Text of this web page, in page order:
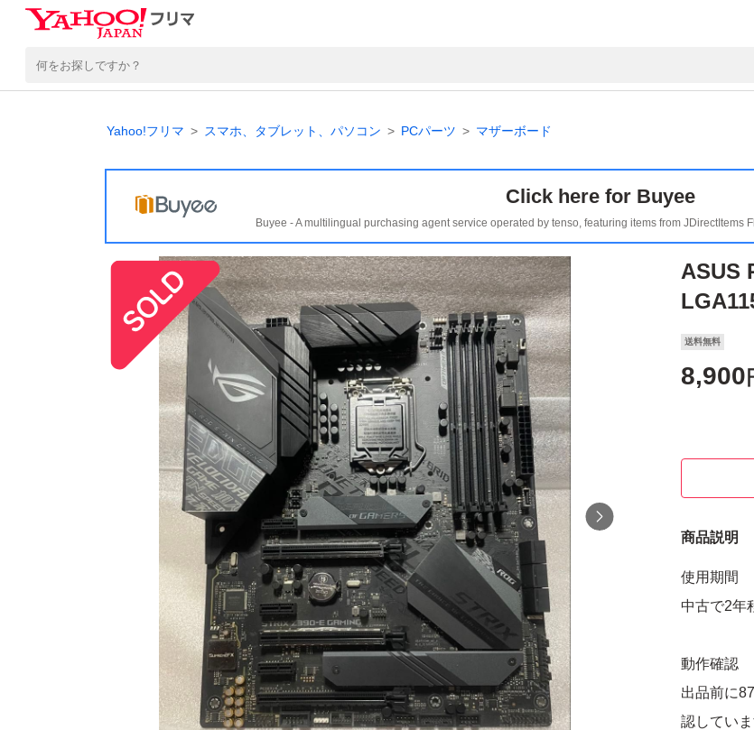
Yahoo!フリマ スマホ、タブレット、パソコン PCパーツ マザーボード
Click here for Buyee
Buyee - A multilingual purchasing agent service operated by tenso, featuring items from JDirectItems
ASUS
送料無料
8,900
商品説明
使用期間
中古で2年
動作確認
出品前に
認してい